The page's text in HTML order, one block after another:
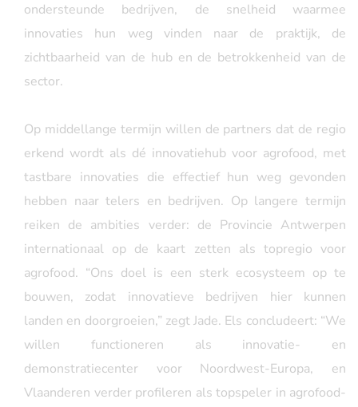
ondersteunde bedrijven, de snelheid waarmee
innovaties hun weg vinden naar de praktijk, de
zichtbaarheid van de hub en de betrokkenheid van de
sector.
Op middellange termijn willen de partners dat de regio
erkend wordt als dé innovatiehub voor agrofood, met
tastbare innovaties die effectief hun weg gevonden
hebben naar telers en bedrijven. Op langere termijn
reiken de ambities verder: de Provincie Antwerpen
internationaal op de kaart zetten als topregio voor
agrofood. “Ons doel is een sterk ecosysteem op te
bouwen, zodat innovatieve bedrijven hier kunnen
landen en doorgroeien,” zegt Jade. Els concludeert: “We
willen functioneren als innovatie- en
demonstratiecenter voor Noordwest-Europa, en
Vlaanderen verder profileren als topspeler in agrofood-